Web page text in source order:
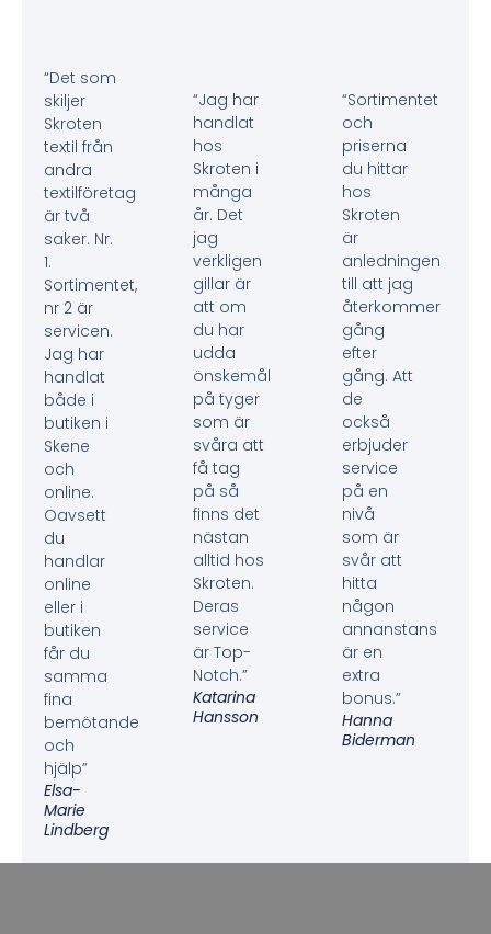
“Det som
skiljer
Skroten
textil från
andra
textilföretag
är två
saker. Nr.
1.
Sortimentet,
nr 2 är
servicen.
Jag har
handlat
både i
butiken i
Skene
och
online.
Oavsett
du
handlar
online
eller i
butiken
får du
samma
fina
bemötande
och
hjälp”
Elsa-
Marie
Lindberg
“Jag har
handlat
hos
Skroten i
många
år. Det
jag
verkligen
gillar är
att om
du har
udda
önskemål
på tyger
som är
svåra att
få tag
på så
finns det
nästan
alltid hos
Skroten.
Deras
service
är Top-
Notch.”
Katarina
Hansson
“Sortimentet
och
priserna
du hittar
hos
Skroten
är
anledningen
till att jag
återkommer
gång
efter
gång. Att
de
också
erbjuder
service
på en
nivå
som är
svår att
hitta
någon
annanstans
är en
extra
bonus.”
Hanna
Biderman